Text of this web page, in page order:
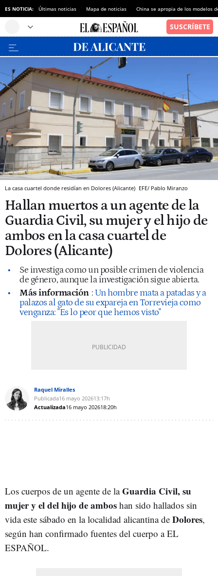
ES NOTICIA: Últimas noticias Mapa de noticias China se apropia de los modelos
La casa cuartel donde residían en Dolores (Alicante) EFE/ Pablo Miranzo
Hallan muertos a un agente de la
Guardia Civil, su mujer y el hijo de
ambos en la casa cuartel de
Dolores (Alicante)
Se investiga como un posible crimen de violencia
de género, aunque la investigación sigue abierta.
Más información : Un hombre mata a patadas y a
palazos al gato de su expareja en Torrevieja como
venganza: "Es lo peor que hemos visto"
Raquel Miralles
Publicada16 mayo 202613:17h
Actualizada16 mayo 202618:20h
Los cuerpos de un agente de laGuardia Civil, su
mujer y el del hijo de ambos han sido hallados sin
vida este sábado en la localidad alicantina de Dolores,
según han confirmado fuentes del cuerpo a EL
ESPAÑOL.